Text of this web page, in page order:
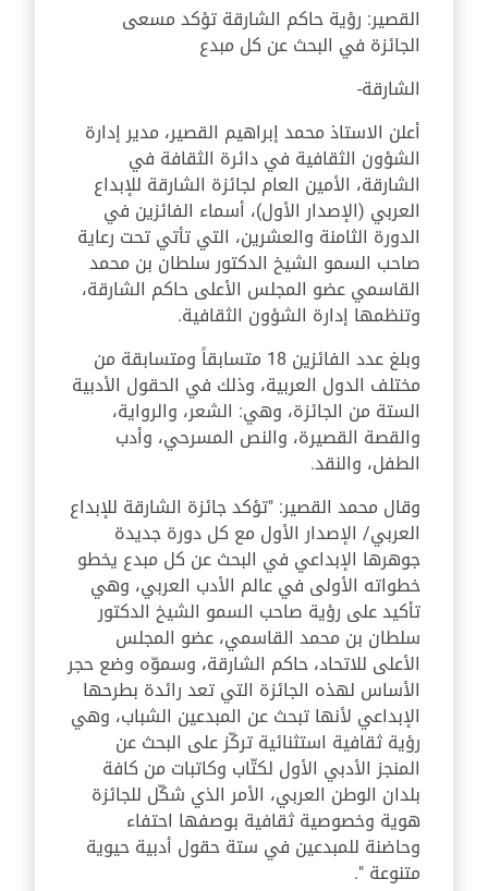
القصير: رؤية حاكم الشارقة تؤكد مسعى
الجائزة في البحث عن كل مبدع
الشارقة-
أعلن الاستاذ محمد إبراهيم القصير، مدير إدارة
الشؤون الثقافية في دائرة الثقافة في
الشارقة، الأمين العام لجائزة الشارقة للإبداع
العربي (الإصدار الأول)، أسماء الفائزين في
الدورة الثامنة والعشرين، التي تأتي تحت رعاية
صاحب السمو الشيخ الدكتور سلطان بن محمد
القاسمي عضو المجلس الأعلى حاكم الشارقة،
وتنظمها إدارة الشؤون الثقافية.
وبلغ عدد الفائزين 18 متسابقاً ومتسابقة من
مختلف الدول العربية، وذلك في الحقول الأدبية
الستة من الجائزة، وهي: الشعر، والرواية،
والقصة القصيرة، والنص المسرحي، وأدب
الطفل، والنقد.
وقال محمد القصير: "تؤكد جائزة الشارقة للإبداع
العربي/ الإصدار الأول مع كل دورة جديدة
جوهرها الإبداعي في البحث عن كل مبدع يخطو
خطواته الأولى في عالم الأدب العربي، وهي
تأكيد على رؤية صاحب السمو الشيخ الدكتور
سلطان بن محمد القاسمي، عضو المجلس
الأعلى للاتحاد، حاكم الشارقة، وسموّه وضع حجر
الأساس لهذه الجائزة التي تعد رائدة بطرحها
الإبداعي لأنها تبحث عن المبدعين الشباب، وهي
رؤية ثقافية استثنائية تركّز على البحث عن
المنجز الأدبي الأول لكتّاب وكاتبات من كافة
بلدان الوطن العربي، الأمر الذي شكّل للجائزة
هوية وخصوصية ثقافية بوصفها احتفاء
وحاضنة للمبدعين في ستة حقول أدبية حيوية
متنوعة ".